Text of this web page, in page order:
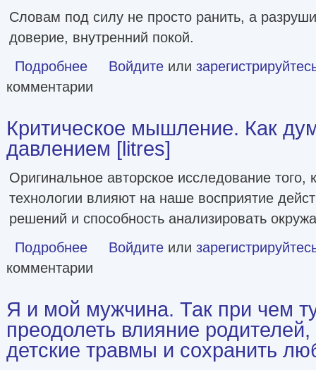
Словам под силу не просто ранить, а
доверие, внутренний покой.
Подробнее о Лапки и когти. Как мягко ставить границы и жестко
Войдите или
комментарии
Критическое мышление. Как
давлением [litres]
Оригинальное авторское исследование того,
технологии влияют на наше восприятие
решений и способность анализировать
Подробнее о Критическое мышление. Как думать под давлением
Войдите или
комментарии
Я и мой мужчина. Так при чем
преодолеть влияние
детские травмы и сохранить